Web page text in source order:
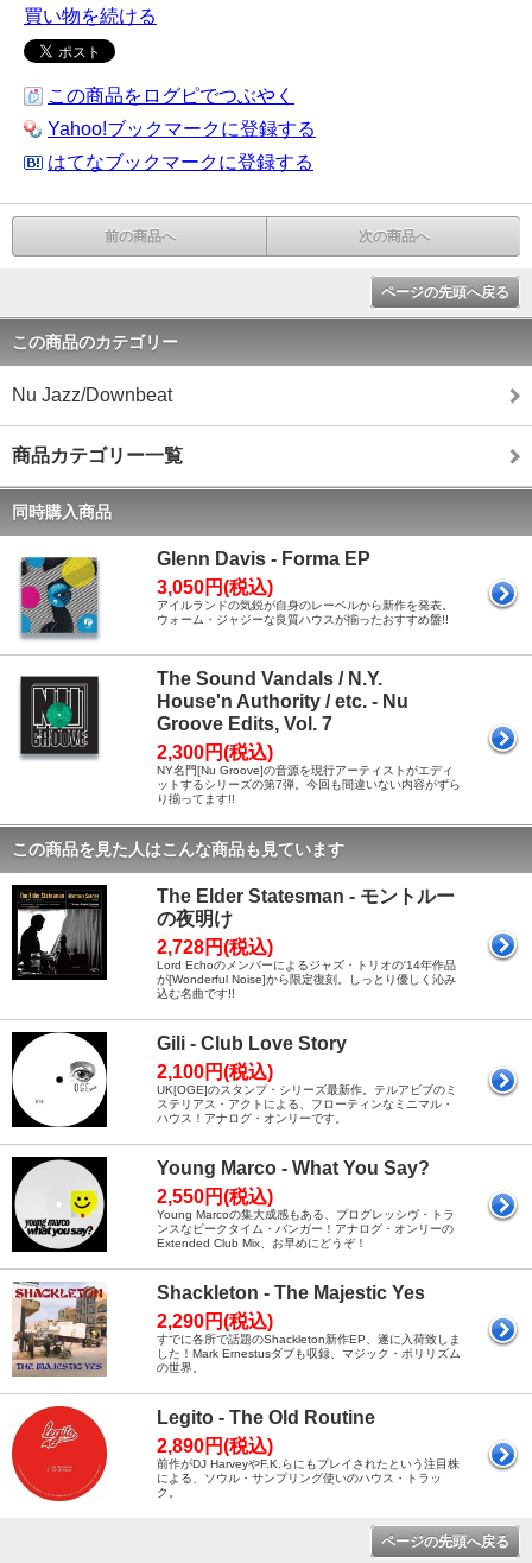
買い物を続ける
この商品をログピでつぶやく
Yahoo!ブックマークに登録する
はてなブックマークに登録する
前の商品へ 次の商品へ
ページの先頭へ戻る
この商品のカテゴリー
Nu Jazz/Downbeat
商品カテゴリー一覧
同時購入商品
Glenn Davis - Forma EP
3,050円(税込)
アイルランドの気鋭が自身のレーベルから新作を発表。
ウォーム・ジャジーな良質ハウスが揃ったおすすめ盤!!
The Sound Vandals / N.Y.
House'n Authority / etc. - Nu
Groove Edits, Vol. 7
2,300円(税込)
NY名門[Nu Groove]の音源を現行アーティストがエディ
ットするシリーズの第7弾。今回も間違いない内容がずら
り揃ってます!!
この商品を見た人はこんな商品も見ています
The Elder Statesman - モントルー
の夜明け
2,728円(税込)
Lord Echoのメンバーによるジャズ・トリオの'14年作品
が[Wonderful Noise]から限定復刻。しっとり優しく沁み
込む名曲です!!
Gili - Club Love Story
2,100円(税込)
UK[OGE]のスタンプ・シリーズ最新作。テルアビブのミ
ステリアス・アクトによる、フローティンなミニマル・
ハウス！アナログ・オンリーです。
Young Marco - What You Say?
2,550円(税込)
Young Marcoの集大成感もある、プログレッシヴ・トラ
ンスなピークタイム・バンガー！アナログ・オンリーの
Extended Club Mix、お早めにどうぞ！
Shackleton - The Majestic Yes
2,290円(税込)
すでに各所で話題のShackleton新作EP、遂に入荷致しま
した！Mark Ernestusダブも収録、マジック・ポリリズム
の世界。
Legito - The Old Routine
2,890円(税込)
前作がDJ HarveyやF.K.らにもプレイされたという注目株
による、ソウル・サンプリング使いのハウス・トラッ
ク。
ページの先頭へ戻る